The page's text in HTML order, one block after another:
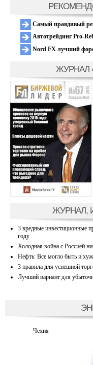
Самый правдивый
Автотрейдинг Pro-
Nord FX лучший
ЖУРНАЛ
ЖУРНАЛ,
3 вредные инвестиционные
году
Холодная война с Россией
Нефть: Все могло быть и
3 правила для успешной
Лучший вариант для
Чехия